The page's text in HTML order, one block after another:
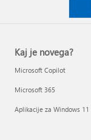
Kaj je novega?
Microsoft Copilot
Microsoft 365
Aplikacije za Windows 11